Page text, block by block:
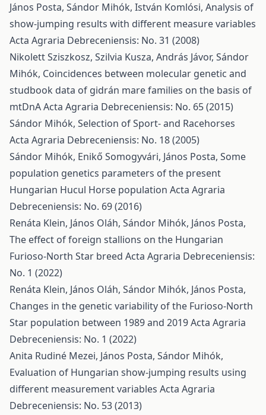
János Posta, Sándor Mihók, István Komlósi, Analysis of
show-jumping results with different measure variables
Acta Agraria Debreceniensis: No. 31 (2008)
Nikolett Sziszkosz, Szilvia Kusza, András Jávor, Sándor
Mihók, Coincidences between molecular genetic and
studbook data of gidrán mare families on the basis of
mtDnAActa Agraria Debreceniensis: No. 65 (2015)
Sándor Mihók, Selection of Sport- and Racehorses
Acta Agraria Debreceniensis: No. 18 (2005)
Sándor Mihók, Enikő Somogyvári, János Posta, Some
population genetics parameters of the present
Hungarian Hucul Horse population Acta Agraria
Debreceniensis: No. 69 (2016)
Renáta Klein, János Oláh, Sándor Mihók, János Posta,
The effect of foreign stallions on the Hungarian
Furioso-North Star breed Acta Agraria Debreceniensis:
No. 1 (2022)
Renáta Klein, János Oláh, Sándor Mihók, János Posta,
Changes in the genetic variability of the Furioso-North
Star population between 1989 and 2019Acta Agraria
Debreceniensis: No. 1 (2022)
Anita Rudiné Mezei, János Posta, Sándor Mihók,
Evaluation of Hungarian show-jumping results using
different measurement variables Acta Agraria
Debreceniensis: No. 53 (2013)